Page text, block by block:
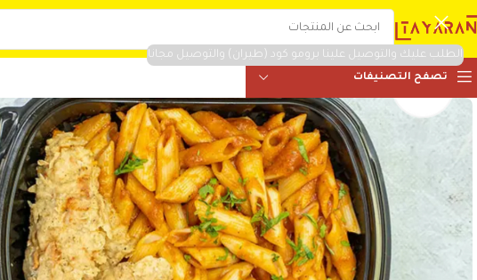
الطلب عليك والتوصيل علينا برومو كود (طيران) والتوصيل مجانا
تصفح التصنيفات